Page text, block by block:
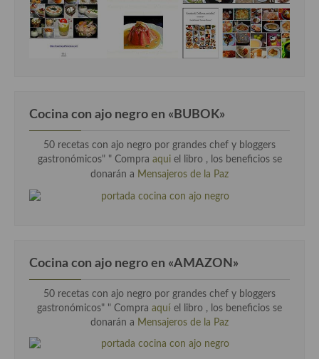
Cocina con ajo negro en «BUBOK»
50 recetas con ajo negro por grandes chef y bloggers
gastronómicos" " Compra aqui el libro , los beneficios se
donarán a Mensajeros de la Paz
Cocina con ajo negro en «AMAZON»
50 recetas con ajo negro por grandes chef y bloggers
gastronómicos" " Compra aquí el libro , los beneficios se
donarán a Mensajeros de la Paz